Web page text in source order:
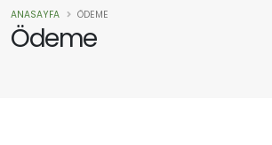
Ödeme
ANASAYFA ÖDEME